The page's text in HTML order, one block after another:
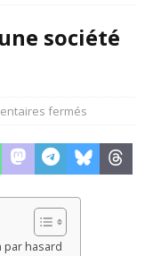
société
fermés
par hasard